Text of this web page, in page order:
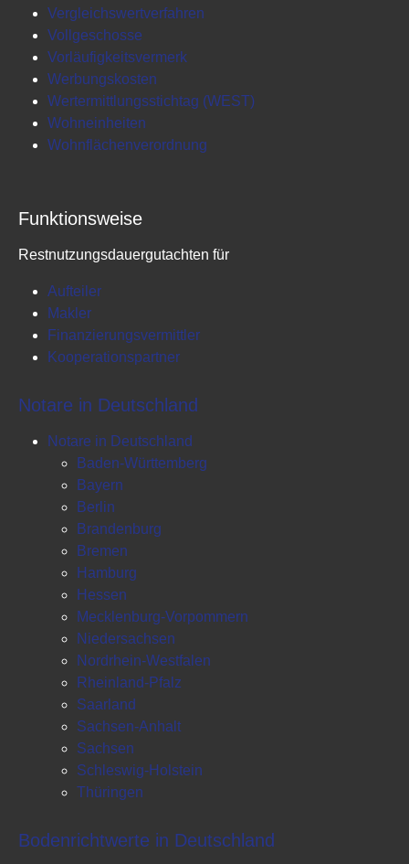
Vergleichswertverfahren
Vollgeschosse
Vorläufigkeitsvermerk
Werbungskosten
Wertermittlungsstichtag (WEST)
Wohneinheiten
Wohnflächenverordnung
Funktionsweise
Restnutzungsdauergutachten für
Aufteiler
Makler
Finanzierungsvermittler
Kooperationspartner
Notare in Deutschland
Notare in Deutschland
Baden-Württemberg
Bayern
Berlin
Brandenburg
Bremen
Hamburg
Hessen
Mecklenburg-Vorpommern
Niedersachsen
Nordrhein-Westfalen
Rheinland-Pfalz
Saarland
Sachsen-Anhalt
Sachsen
Schleswig-Holstein
Thüringen
Bodenrichtwerte in Deutschland